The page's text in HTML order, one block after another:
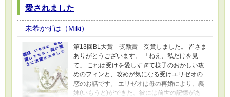
愛されました
未希かずは（Miki）
第13回BL大賞 奨励賞 受賞しました。 皆さま
ありがとうございます。 「ねえ、私だけを見
て」 これは受けを愛しすぎて様子のおかしい攻
めのフィンと、攻めが気になる受けエリゼオの
恋のお話です。 エリゼオは母の再婚により、義
妹(いもうと)ができた。彼には前世の記憶があ